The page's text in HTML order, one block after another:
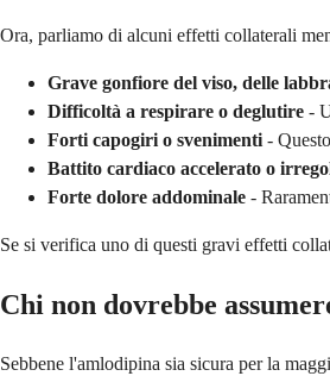
Ora, parliamo di alcuni effetti collaterali
Grave gonfiore del viso, delle
Difficoltà a respirare o deglutire -
Forti capogiri o svenimenti -
Battito cardiaco accelerato o
Forte dolore addominale -
Se si verifica uno di questi gravi effetti
Chi non dovrebbe
Sebbene l'amlodipina sia sicura per la